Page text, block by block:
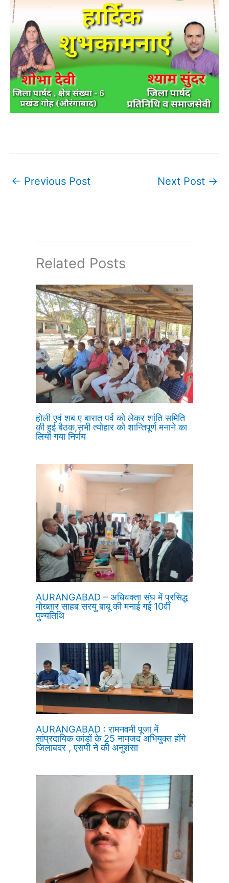
← Previous Post Next Post →
Related Posts
होली एवं शब ए बारात पर्व को लेकर शांति समिति
की हुई बैठक,सभी त्योहार को शान्तिपूर्ण मनाने का
लिया गया निर्णय
AURANGABAD – अधिवक्ता संघ में प्रसिद्ध
मोख्तार साहब सरयु बाबू की मनाई गई 10वीं
पुण्यतिथि
AURANGABAD : रामनवमी पूजा में
सांप्रदायिक कांडों के 25 नामजद अभियुक्त होंगे
जिलाबदर , एसपी ने की अनुशंसा